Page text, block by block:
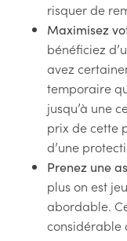
risquer de
Maximisez
bénéficiez
avez
temporaire
jusqu’à une
prix de cette
d’une
Prenez une
plus on est
abordable.
considérable